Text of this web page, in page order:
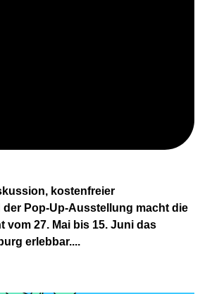
kostenfreier
Pop-Up-Ausstellung macht die
vom 27. Mai bis 15. Juni das
erlebbar....